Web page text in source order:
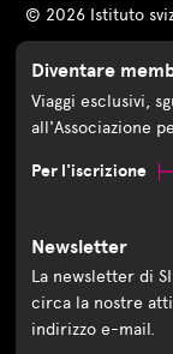
© 2026 Istituto
Diventare
Viaggi esclusivi,
all'Associazione
Per l'iscrizione
Newsletter
La newsletter di
circa la nostre
indirizzo e-mail.